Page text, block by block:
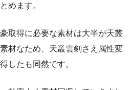
めます。
取得に必要な素材は大半が天叢
材なため、天叢雲剣さえ属性変
したも同然です。